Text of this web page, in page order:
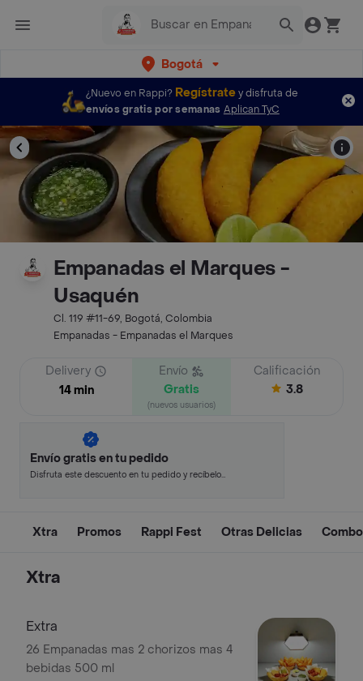
Bogotá
¿Nuevo en Rappi? Regístratey disfruta de
envíos gratis por semanas Aplican TyC
Empanadas el Marques -
Usaquén
Cl. 119 #11-69, Bogotá, Colombia
Empanadas - Empanadas el Marques
Delivery
14 min
Envío
Gratis
(nuevos usuarios)
Calificación
3.8
Envío gratis en tu pedido
Disfruta este descuento en tu pedido y recíbelo
Xtra Promos Rappi Fest Otras Delicias
Xtra
Extra
26 Empanadas mas 2 chorizos mas 4
bebidas 500 ml